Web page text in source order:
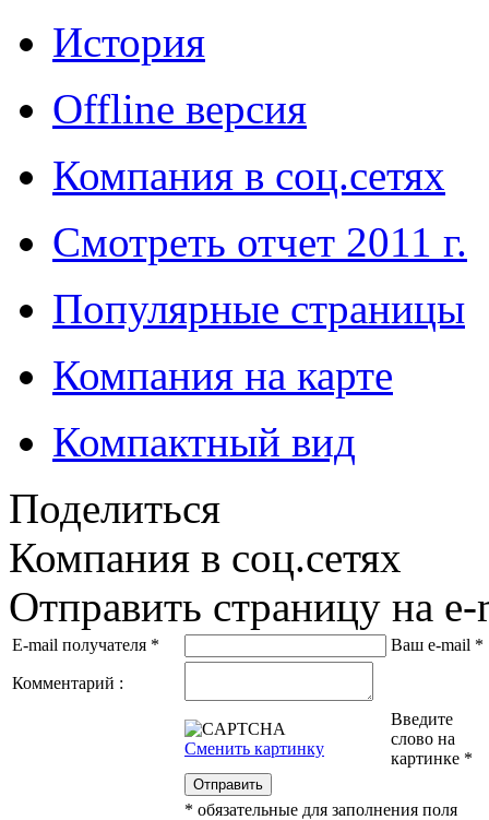
История
Offline версия
Компания в соц.сетях
Смотреть отчет 2011 г.
Популярные страницы
Компания на карте
Компактный вид
Поделиться
Компания в соц.сетях
Отправить страницу на
E-mail получателя * Ваш e-mail *
Комментарий :
Сменить картинку
Введите
слово на
картинке *
Отправить
* обязательные для заполнения поля